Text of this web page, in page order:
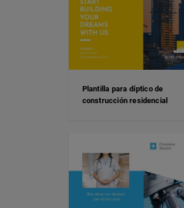
Plantilla para díptico de
construcción residencial